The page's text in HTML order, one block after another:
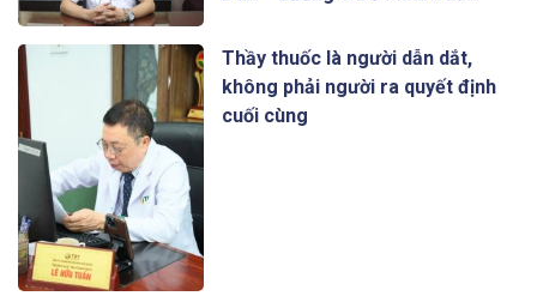
Thầy thuốc là người dẫn dắt,
không phải người ra quyết định
cuối cùng